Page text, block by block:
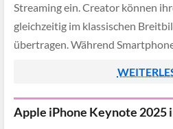
Streaming ein. Creator können
gleichzeitig im klassischen
übertragen. Während
gewohnte 16 zu 9 Darstellung
Apple iPhone Keynote 2025